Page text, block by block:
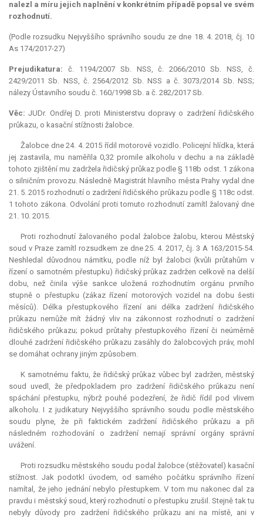
nalezl a míru jejich naplnění v konkrétním případě popsal ve svém
rozhodnutí.
(Podle rozsudku Nejvyššího správního soudu ze dne 18. 4. 2018, čj. 10
As 174/2017-27)
Prejudikatura: č. 1194/2007 Sb. NSS, č. 2066/2010 Sb. NSS, č.
2429/2011 Sb. NSS, č. 2564/2012 Sb. NSS a č. 3073/2014 Sb. NSS;
nálezy Ústavního soudu č. 160/1998 Sb. a č. 282/2017 Sb.
Věc: JUDr. Ondřej D. proti Ministerstvu dopravy o zadržení řidičského
průkazu, o kasační stížnosti žalobce.
Žalobce dne 24. 4. 2015 řídil motorové vozidlo. Policejní hlídka, která
jej zastavila, mu naměřila 0,32 promile alkoholu v dechu a na základě
tohoto zjištění mu zadržela řidičský průkaz podle § 118b odst. 1 zákona
o silničním provozu. Následně Magistrát hlavního města Prahy vydal dne
21. 5. 2015 rozhodnutí o zadržení řidičského průkazu podle § 118c odst.
1 tohoto zákona. Odvolání proti tomuto rozhodnutí zamítl žalovaný dne
21. 10. 2015.
Proti rozhodnutí žalovaného podal žalobce žalobu, kterou Městský
soud v Praze zamítl rozsudkem ze dne 25. 4. 2017, čj. 3 A 163/2015-54.
Neshledal důvodnou námitku, podle níž byl žalobci (kvůli průtahům v
řízení o samotném přestupku) řidičský průkaz zadržen celkově na delší
dobu, než činila výše sankce uložená rozhodnutím orgánu prvního
stupně o přestupku (zákaz řízení motorových vozidel na dobu šesti
měsíců). Délka přestupkového řízení ani délka zadržení řidičského
průkazu nemůže mít žádný vliv na zákonnost rozhodnutí o zadržení
řidičského průkazu; pokud průtahy přestupkového řízení či neúměrně
dlouhé zadržení řidičského průkazu zasáhly do žalobcových práv, mohl
se domáhat ochrany jiným způsobem.
K samotnému faktu, že řidičský průkaz vůbec byl zadržen, městský
soud uvedl, že předpokladem pro zadržení řidičského průkazu není
spáchání přestupku, nýbrž pouhé podezření, že řidič řídil pod vlivem
alkoholu. I z judikatury Nejvyššího správního soudu podle městského
soudu plyne, že při faktickém zadržení řidičského průkazu a při
následném rozhodování o zadržení nemají správní orgány správní
uvážení.
Proti rozsudku městského soudu podal žalobce (stěžovatel) kasační
stížnost. Jak podotkl úvodem, od samého počátku správního řízení
namítal, že jeho jednání nebylo přestupkem. V tom mu nakonec dal za
pravdu i městský soud, který rozhodnutí o přestupku zrušil. Stejně tak tu
nebyly důvody pro zadržení řidičského průkazu ani na místě, ani v